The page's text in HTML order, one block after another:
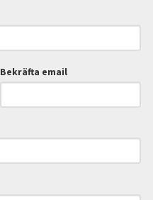
Bekräfta email